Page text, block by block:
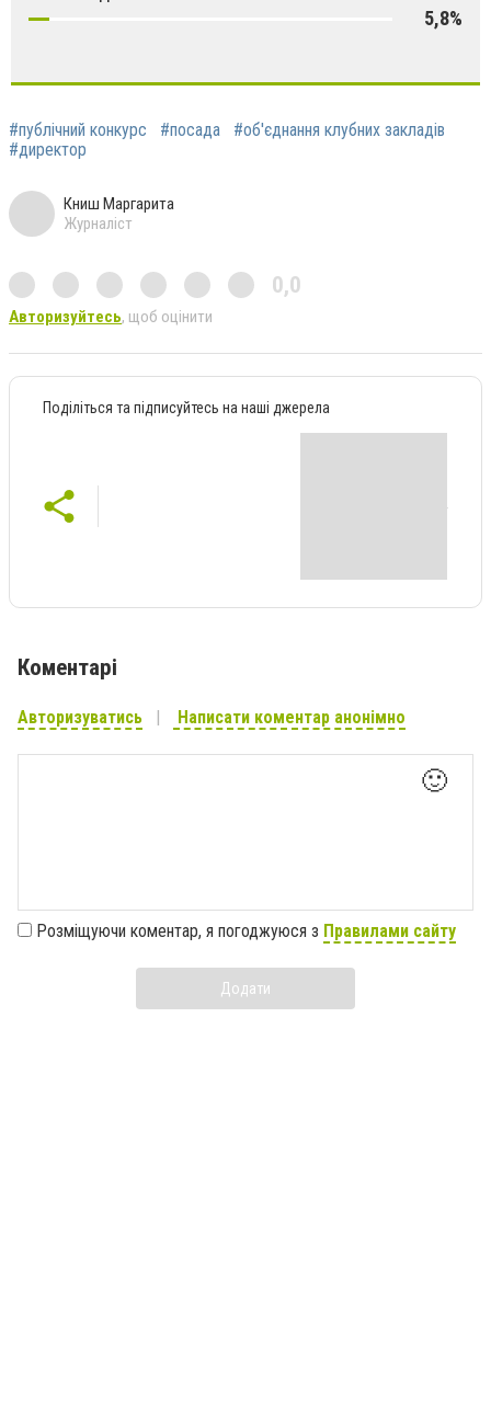
5,8%
#публічний конкурс #посада
#об'єднання клубних закладів
#директор
Книш Маргарита
Журналіст
0,0
Авторизуйтесь, щоб оцінити
Поділіться та підписуйтесь на наші джерела
Коментарі
Авторизуватись Написати коментар анонімно
🙂
Розміщуючи коментар, я погоджуюся з Правилами сайту
Додати